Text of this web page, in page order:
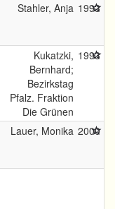
Stahler, Anja 1993
Kukatzki,
Bernhard;
Bezirkstag
Pfalz. Fraktion
Die Grünen
1993
Lauer, Monika 2000